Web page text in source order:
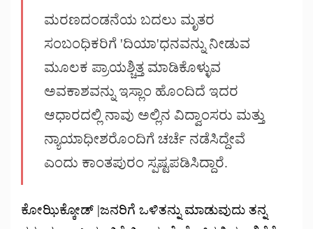
ಮರಣದಂಡನೆಯ ಬದಲು ಮೃತರ
ಸಂಬಂಧಿಕರಿಗೆ 'ದಿಯಾ'ಧನವನ್ನು ನೀಡುವ
ಮೂಲಕ ಪ್ರಾಯಶ್ಚಿತ್ತ ಮಾಡಿಕೊಳ್ಳುವ
ಅವಕಾಶವನ್ನು ಇಸ್ಲಾಂ ಹೊಂದಿದೆ ಇದರ
ಆಧಾರದಲ್ಲಿ ನಾವು ಅಲ್ಲಿನ ವಿದ್ವಾಂಸರು ಮತ್ತು
ನ್ಯಾಯಾಧೀಶರೊಂದಿಗೆ ಚರ್ಚೆ ನಡೆಸಿದ್ದೇವೆ
ಎಂದು ಕಾಂತಪುರಂ ಸ್ಪಷ್ಟಪಡಿಸಿದ್ದಾರೆ.
ಕೋಝಿಕ್ಕೋಡ್ |ಜನರಿಗೆ ಒಳಿತನ್ನು ಮಾಡುವುದು ತನ್ನ